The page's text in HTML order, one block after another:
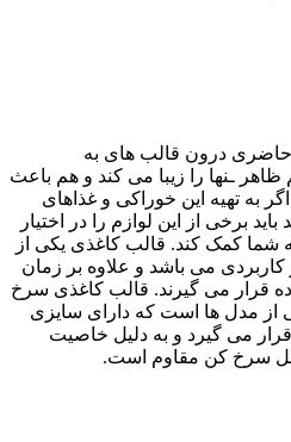
قالب های به
زیبا می کند و هم باعث‌
این خوراکی و غذاهای
این لوازم را در اختیار
کند. قالب کاغذی یکی از
باشد و علاوه بر زمان
گیرند. قالب کاغذی سرخ
از مدل ها است که دارای سایزی
و به دلیل خاصیت
مقاوم است.